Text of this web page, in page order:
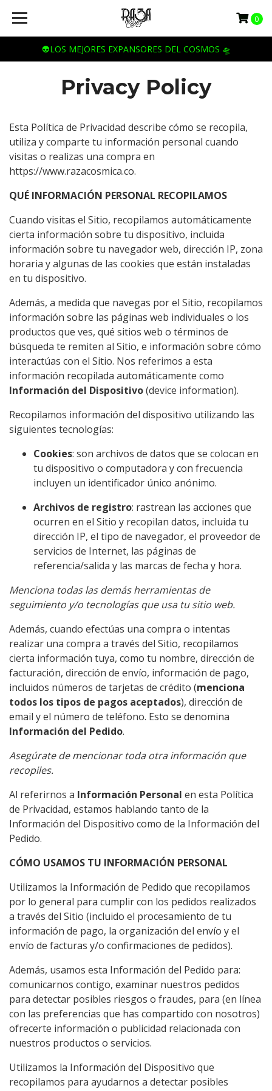
👽LOS MEJORES EXPANSORES DEL COSMOS 🛸
0
Privacy Policy
Esta Política de Privacidad describe cómo se recopila,
utiliza y comparte tu información personal cuando
visitas o realizas una compra en
https://www.razacosmica.co.
QUÉ INFORMACIÓN PERSONAL RECOPILAMOS
Cuando visitas el Sitio, recopilamos automáticamente
cierta información sobre tu dispositivo, incluida
información sobre tu navegador web, dirección IP, zona
horaria y algunas de las cookies que están instaladas
en tu dispositivo.
Además, a medida que navegas por el Sitio, recopilamos
información sobre las páginas web individuales o los
productos que ves, qué sitios web o términos de
búsqueda te remiten al Sitio, e información sobre cómo
interactúas con el Sitio. Nos referimos a esta
información recopilada automáticamente como
Información del Dispositivo(device information).
Recopilamos información del dispositivo utilizando las
siguientes tecnologías:
Cookies: son archivos de datos que se colocan en
tu dispositivo o computadora y con frecuencia
incluyen un identificador único anónimo.
Archivos de registro: rastrean las acciones que
ocurren en el Sitio y recopilan datos, incluida tu
dirección IP, el tipo de navegador, el proveedor de
servicios de Internet, las páginas de
referencia/salida y las marcas de fecha y hora.
Menciona todas las demás herramientas de
seguimiento y/o tecnologías que usa tu sitio web.
Además, cuando efectúas una compra o intentas
realizar una compra a través del Sitio, recopilamos
cierta información tuya, como tu nombre, dirección de
facturación, dirección de envío, información de pago,
incluidos números de tarjetas de crédito (menciona
todos los tipos de pagos aceptados), dirección de
email y el número de teléfono. Esto se denomina
Información del Pedido.
Asegúrate de mencionar toda otra información que
recopiles.
Al referirnos a Información Personal en esta Política
de Privacidad, estamos hablando tanto de la
Información del Dispositivo como de la Información del
Pedido.
CÓMO USAMOS TU INFORMACIÓN PERSONAL
Utilizamos la Información de Pedido que recopilamos
por lo general para cumplir con los pedidos realizados
a través del Sitio (incluido el procesamiento de tu
información de pago, la organización del envío y el
envío de facturas y/o confirmaciones de pedidos).
Además, usamos esta Información del Pedido para:
comunicarnos contigo, examinar nuestros pedidos
para detectar posibles riesgos o fraudes, para (en línea
con las preferencias que has compartido con nosotros)
ofrecerte información o publicidad relacionada con
nuestros productos o servicios.
Utilizamos la Información del Dispositivo que
recopilamos para ayudarnos a detectar posibles